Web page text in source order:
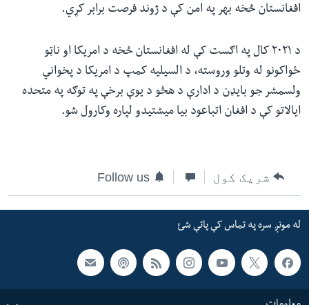
افغانستان څخه بهر په امن کې د ژوند فرصت برابر کړي.
د ۲۰۲۱ کال په اګست کې له افغانستان څخه د امریکا او ناټو
ځواکونو له وتلو وروسته، د السیلیه کمپ د امریکا د پخواني
ولسمشر جو بایډن د ادارې د هڅو د یوې برخې په توګه په متحده
ایالاتو کې د افغان اتباعود بیا میشتیدو لپاره وکارول شو.
شریک کول Follow us
له مونږ سره په تماس کې پاتې شئ